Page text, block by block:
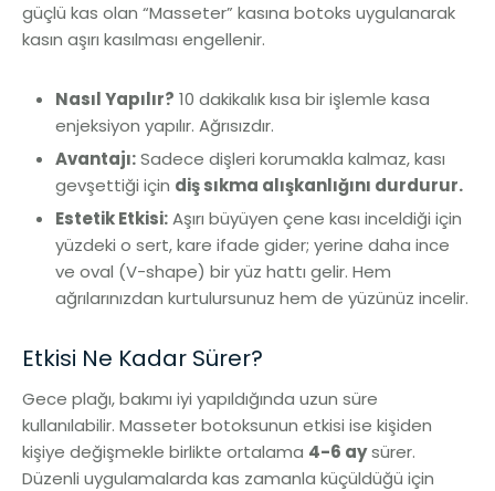
güçlü kas olan “Masseter” kasına botoks uygulanarak
kasın aşırı kasılması engellenir.
Nasıl Yapılır? 10 dakikalık kısa bir işlemle kasa
enjeksiyon yapılır. Ağrısızdır.
Avantajı:Sadece dişleri korumakla kalmaz, kası
gevşettiği için diş sıkma alışkanlığını durdurur.
Estetik Etkisi:Aşırı büyüyen çene kası inceldiği için
yüzdeki o sert, kare ifade gider; yerine daha ince
ve oval (V-shape) bir yüz hattı gelir. Hem
ağrılarınızdan kurtulursunuz hem de yüzünüz incelir.
Etkisi Ne Kadar Sürer?
Gece plağı, bakımı iyi yapıldığında uzun süre
kullanılabilir. Masseter botoksunun etkisi ise kişiden
kişiye değişmekle birlikte ortalama 4-6 aysürer.
Düzenli uygulamalarda kas zamanla küçüldüğü için